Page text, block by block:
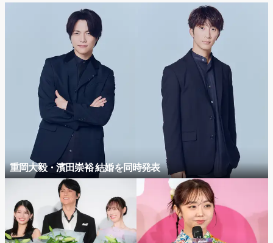
重岡大毅・濱田崇裕 結婚を同時発表